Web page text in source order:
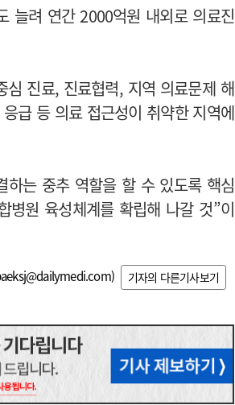
늘려 연간 2000억원 내외로 의료진
진료, 진료협력, 지역 의료문제 해
급 등 의료 접근성이 취약한 지역에
하는 중추 역할을 할 수 있도록 핵심
병원 육성체계를 확립해 나갈 것”이
) 기자의 다른기사보기